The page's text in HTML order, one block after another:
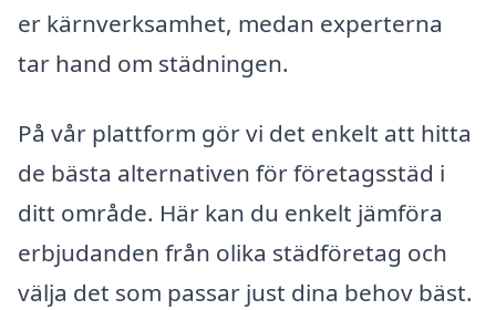
er kärnverksamhet, medan experterna
tar hand om städningen.
På vår plattform gör vi det enkelt att hitta
de bästa alternativen för företagsstäd i
ditt område. Här kan du enkelt jämföra
erbjudanden från olika städföretag och
välja det som passar just dina behov bäst.